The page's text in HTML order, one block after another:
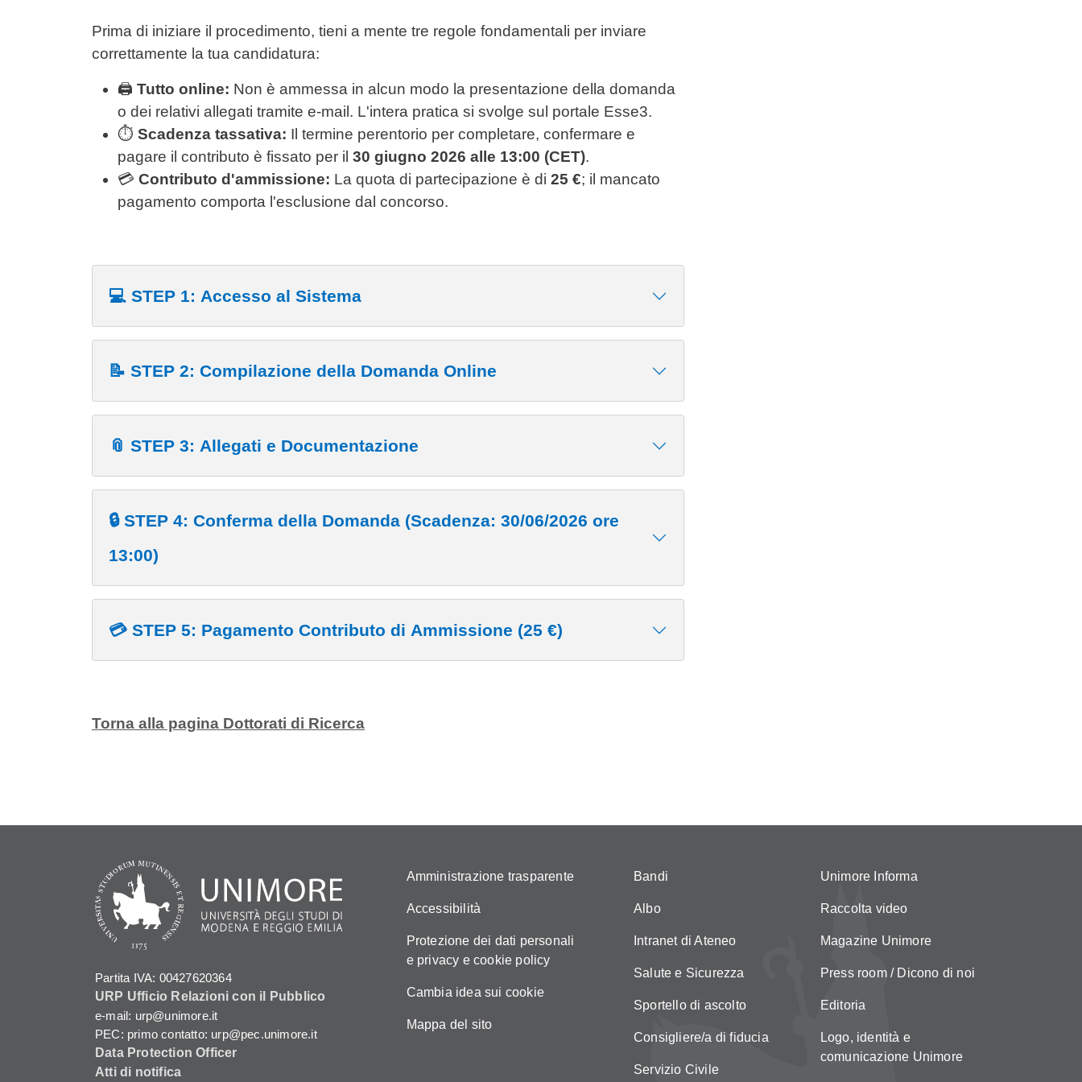
Contenuto
Prima di iniziare il procedimento, tieni a mente tre regole fondamentali per inviare
correttamente la tua candidatura:
🖨️ Tutto online: Non è ammessa in alcun modo la presentazione della domanda
o dei relativi allegati tramite e-mail. L'intera pratica si svolge sul portale Esse3.
⏱️ Scadenza tassativa: Il termine perentorio per completare, confermare e
pagare il contributo è fissato per il 30 giugno 2026 alle 13:00 (CET).
💳 Contributo d'ammissione: La quota di partecipazione è di 25 €; il mancato
pagamento comporta l'esclusione dal concorso.
💻 STEP 1: Accesso al Sistema
📝 STEP 2: Compilazione della Domanda Online
📎 STEP 3: Allegati e Documentazione
🔒 STEP 4: Conferma della Domanda (Scadenza: 30/06/2026 ore
13:00)
💳 STEP 5: Pagamento Contributo di Ammissione (25 €)
Torna alla pagina Dottorati di Ricerca
Partita IVA: 00427620364
URP Ufficio Relazioni con il Pubblico
e-mail: urp@unimore.it
PEC: primo contatto: urp@pec.unimore.it
Data Protection Officer
Atti di notifica
Amministrazione trasparente
Accessibilità
Protezione dei dati personali
e privacy e cookie policy
Cambia idea sui cookie
Mappa del sito
Bandi
Albo
Intranet di Ateneo
Salute e Sicurezza
Sportello di ascolto
Consigliere/a di fiducia
Servizio Civile
Unimore Informa
Raccolta video
Magazine Unimore
Press room / Dicono di noi
Editoria
Logo, identità e
comunicazione Unimore